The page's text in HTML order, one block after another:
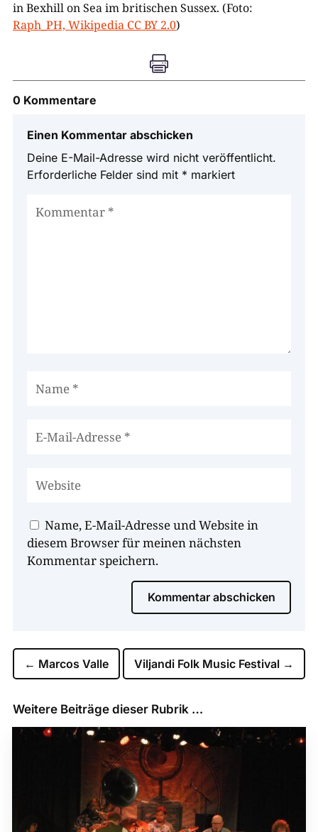
in Bexhill on Sea im britischen Sussex. (Foto:
Raph_PH, Wikipedia CC BY 2.0)

0 Kommentare
Einen Kommentar abschicken
Deine E-Mail-Adresse wird nicht veröffentlicht.
Erforderliche Felder sind mit * markiert
Name, E-Mail-Adresse und Website in
diesem Browser für meinen nächsten
Kommentar speichern.
Kommentar abschicken
← Marcos Valle Viljandi Folk Music Festival →
Weitere Beiträge dieser Rubrik …